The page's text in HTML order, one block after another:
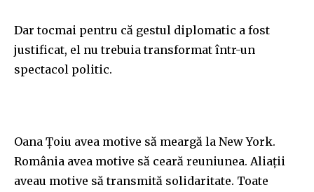
Dar tocmai pentru că gestul diplomatic a fost
justificat, el nu trebuia transformat într-un
spectacol politic.
Oana Țoiu avea motive să meargă la New York.
România avea motive să ceară reuniunea. Aliații
aveau motive să transmită solidaritate. Toate